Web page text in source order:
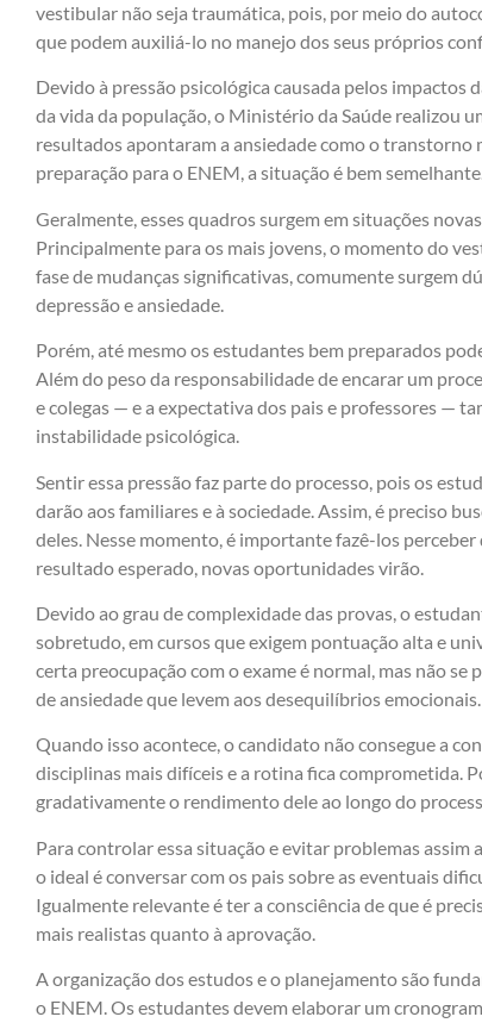
vestibular não seja traumática, pois, por meio do
que podem auxiliá-lo no manejo dos seus próprios
Devido à pressão psicológica causada pelos
da vida da população, o Ministério da Saúde realizou
resultados apontaram a ansiedade como o transtorno
preparação para o ENEM, a situação é bem
Geralmente, esses quadros surgem em situações
Principalmente para os mais jovens, o momento do
fase de mudanças significativas, comumente surgem
depressão e ansiedade.
Porém, até mesmo os estudantes bem preparados
Além do peso da responsabilidade de encarar um
e colegas — e a expectativa dos pais e professores —
instabilidade psicológica.
Sentir essa pressão faz parte do processo, pois os
darão aos familiares e à sociedade. Assim, é preciso
deles. Nesse momento, é importante fazê-los
resultado esperado, novas oportunidades virão.
Devido ao grau de complexidade das provas, o
sobretudo, em cursos que exigem pontuação alta e
certa preocupação com o exame é normal, mas não
de ansiedade que levem aos desequilíbrios emocionais.
Quando isso acontece, o candidato não consegue a
disciplinas mais difíceis e a rotina fica comprometida.
gradativamente o rendimento dele ao longo do
Para controlar essa situação e evitar problemas assim
o ideal é conversar com os pais sobre as eventuais
Igualmente relevante é ter a consciência de que é
mais realistas quanto à aprovação.
A organização dos estudos e o planejamento são
o ENEM. Os estudantes devem elaborar um